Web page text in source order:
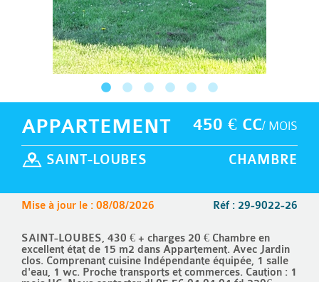
450 € CC/ MOIS
APPARTEMENT
CHAMBRE
SAINT-LOUBES
Réf : 29-9022-26
Mise à jour le : 08/08/2026
SAINT-LOUBES, 430 € + charges 20 € Chambre en
excellent état de 15 m2 dans Appartement. Avec Jardin
clos. Comprenant cuisine Indépendante équipée, 1 salle
d'eau, 1 wc. Proche transports et commerces. Caution : 1